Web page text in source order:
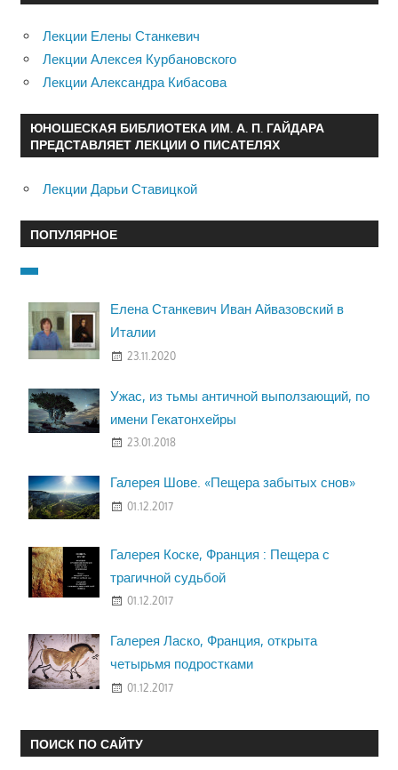
Лекции Елены Станкевич
Лекции Алексея Курбановского
Лекции Александра Кибасова
ЮНОШЕСКАЯ БИБЛИОТЕКА ИМ. А. П. ГАЙДАРА
ПРЕДСТАВЛЯЕТ ЛЕКЦИИ О ПИСАТЕЛЯХ
Лекции Дарьи Ставицкой
ПОПУЛЯРНОЕ
Елена Станкевич Иван Айвазовский в
Италии
23.11.2020
Ужас, из тьмы античной выползающий, по
имени Гекатонхейры
23.01.2018
Галерея Шове. «Пещера забытых снов»
01.12.2017
Галерея Коске, Франция : Пещера с
трагичной судьбой
01.12.2017
Галерея Ласко, Франция, открыта
четырьмя подростками
01.12.2017
ПОИСК ПО САЙТУ